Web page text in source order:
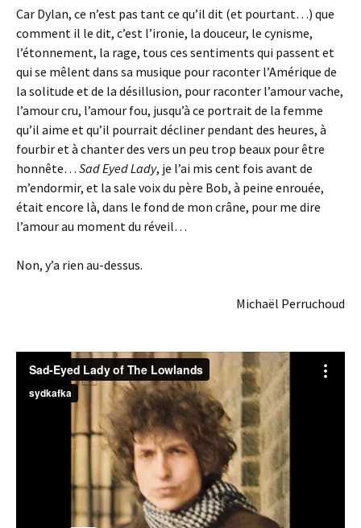
Car Dylan, ce n’est pas tant ce qu’il dit (et pourtant…) que
comment il le dit, c’est l’ironie, la douceur, le cynisme,
l’étonnement, la rage, tous ces sentiments qui passent et
qui se mêlent dans sa musique pour raconter l’Amérique de
la solitude et de la désillusion, pour raconter l’amour vache,
l’amour cru, l’amour fou, jusqu’à ce portrait de la femme
qu’il aime et qu’il pourrait décliner pendant des heures, à
fourbir et à chanter des vers un peu trop beaux pour être
honnête… Sad Eyed Lady, je l’ai mis cent fois avant de
m’endormir, et la sale voix du père Bob, à peine enrouée,
était encore là, dans le fond de mon crâne, pour me dire
l’amour au moment du réveil…
Non, y’a rien au-dessus.
Michaël Perruchoud